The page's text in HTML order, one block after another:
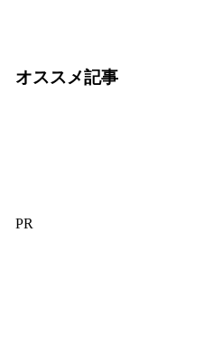
オススメ記事
PR